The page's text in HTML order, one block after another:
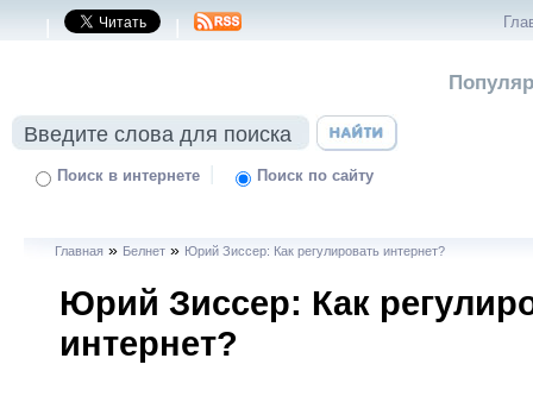
| |
Поиск в интернете | Поиск по сайту
Главная » Белнет » Юрий Зиссер: Как регулировать интернет?
Юрий Зиссер: Как
интернет?